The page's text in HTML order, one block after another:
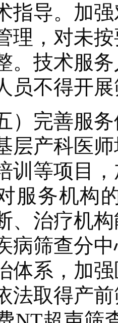
指导。加
理，对未
。技术服
员不得开
完善服务
层产科医
训等项目
服务机构
、治疗机
病筛查分
体系，加
法取得产